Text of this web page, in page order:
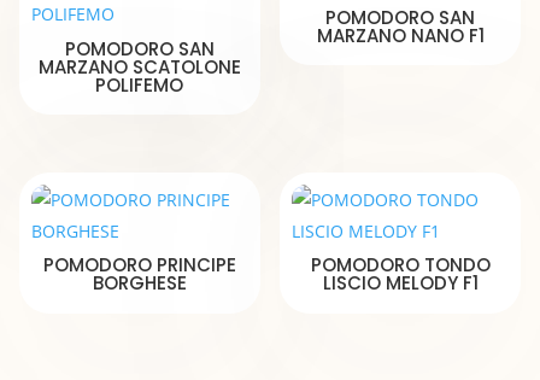
POMODORO SAN
MARZANO SCATOLONE
POLIFEMO
POMODORO SAN
MARZANO NANO F1
POMODORO PRINCIPE
BORGHESE
POMODORO TONDO
LISCIO MELODY F1